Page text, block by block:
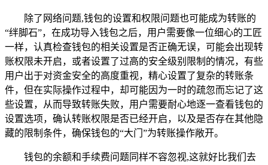
除了网络问题,钱包的设置和权限问题也可能成为转账的
“绊脚石”，在成功导入钱包之后，用户需要像一位细心的工匠
一样，认真检查钱包的相关设置是否正确无误，可能会出现转
账权限未开启，或者设置了过高的安全级别限制的情况，有些
用户出于对资金安全的高度重视，精心设置了复杂的转账条
件，但在实际操作过程中，却可能因为一时的疏忽而忘记了这
些设置，从而导致转账失败，用户需要耐心地逐一查看钱包的
设置选项，确认转账权限是否已经开启，以及是否存在其他隐
藏的限制条件，确保钱包的“大门”为转账操作敞开。
钱包的余额和手续费问题同样不容忽视,这就好比我们去